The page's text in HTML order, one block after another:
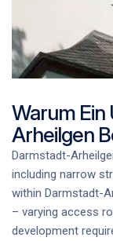
Warum Ein
Arheilgen
Darmstadt-
including narrow
within Darmstadt-
– varying access
development